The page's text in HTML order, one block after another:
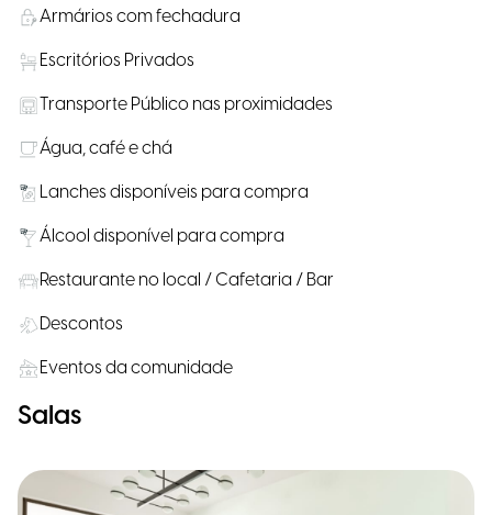
Armários com fechadura
Escritórios Privados
Transporte Público nas proximidades
Água, café e chá
Lanches disponíveis para compra
Álcool disponível para compra
Restaurante no local / Cafetaria / Bar
Descontos
Eventos da comunidade
Salas